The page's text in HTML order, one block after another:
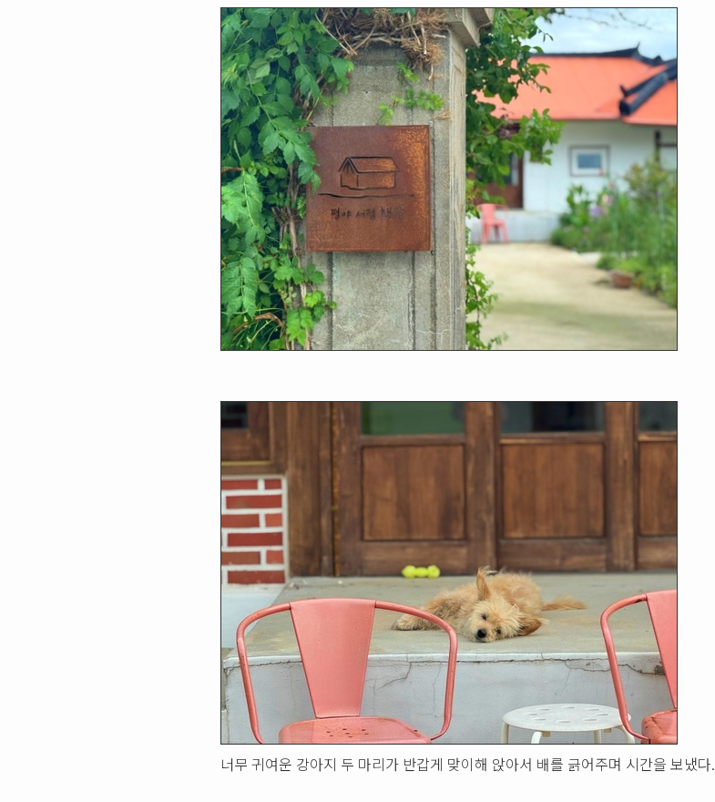
너무 귀여운 강아지 두 마리가 반갑게 맞이해 앉아서 배를 긁어주며 시간을 보냈다.